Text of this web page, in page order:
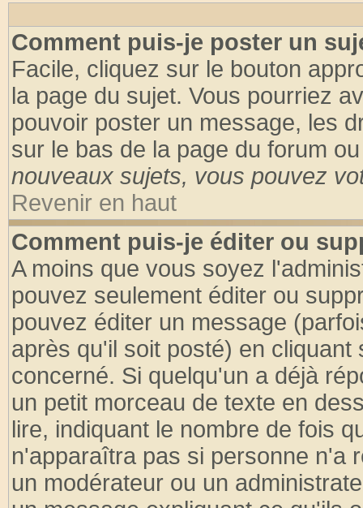
Comment puis-je poster un
Facile, cliquez sur le bouton
la page du sujet. Vous pourriez
pouvoir poster un message, les
sur le bas de la page du forum
nouveaux sujets, vous pouvez
Revenir en haut
Comment puis-je éditer ou
A moins que vous soyez
pouvez seulement éditer ou
pouvez éditer un message
après qu'il soit posté) en
concerné. Si quelqu'un a déjà
un petit morceau de texte en
lire, indiquant le nombre de fois
n'apparaîtra pas si personne n'a
un modérateur ou un